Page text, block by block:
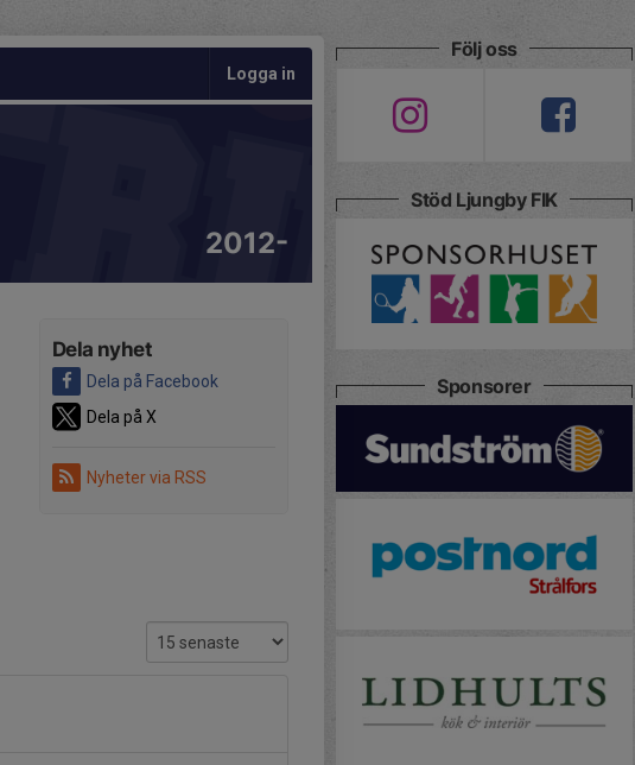
Logga in
2012-
Dela nyhet
Dela på Facebook
Dela på X
Nyheter via RSS
Följ oss
Stöd Ljungby FIK
Sponsorer